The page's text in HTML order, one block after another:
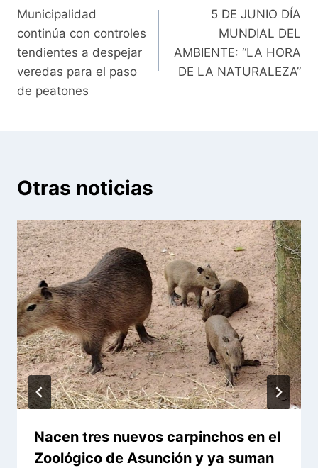
de
entradas
Municipalidad
continúa con controles
tendientes a despejar
veredas para el paso
de peatones
5 DE JUNIO DÍA
MUNDIAL DEL
AMBIENTE: “LA HORA
DE LA NATURALEZA”
Otras noticias
Nacen tres nuevos carpinchos en el
Zoológico de Asunción y ya suman